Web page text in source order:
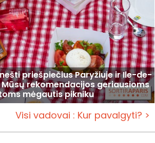
priešpiečius Paryžiuje ir Ile-de-
rekomendacijos geriausioms
mėgautis pikniku
Visi vadovai : Kur pavalgyti? >